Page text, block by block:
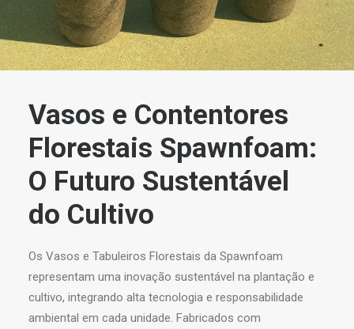
Vasos e Contentores
Florestais Spawnfoam:
O Futuro Sustentável
do Cultivo
Os Vasos e Tabuleiros Florestais da Spawnfoam
representam uma inovação sustentável na plantação e
cultivo, integrando alta tecnologia e responsabilidade
ambiental em cada unidade. Fabricados com